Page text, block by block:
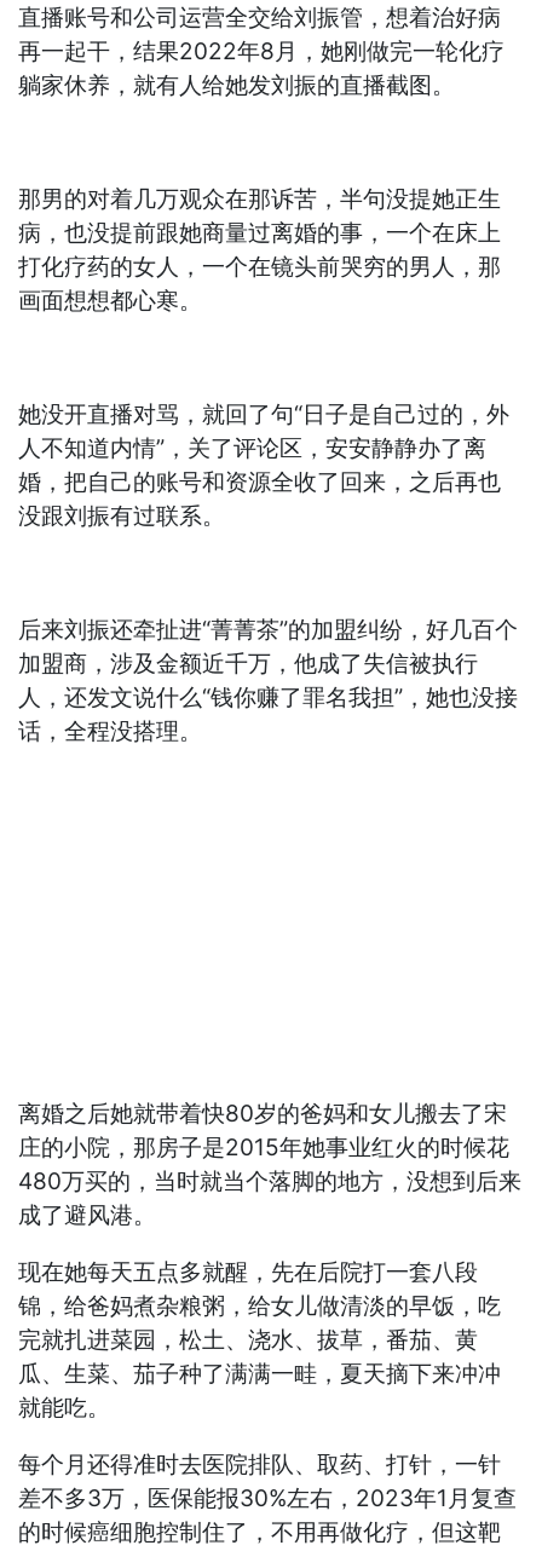
直播账号和公司运营全交给刘振管，想着治好病
再一起干，结果2022年8月，她刚做完一轮化疗
躺家休养，就有人给她发刘振的直播截图。
那男的对着几万观众在那诉苦，半句没提她正生
病，也没提前跟她商量过离婚的事，一个在床上
打化疗药的女人，一个在镜头前哭穷的男人，那
画面想想都心寒。
她没开直播对骂，就回了句“日子是自己过的，外
人不知道内情”，关了评论区，安安静静办了离
婚，把自己的账号和资源全收了回来，之后再也
没跟刘振有过联系。
后来刘振还牵扯进“菁菁茶”的加盟纠纷，好几百个
加盟商，涉及金额近千万，他成了失信被执行
人，还发文说什么“钱你赚了罪名我担”，她也没接
话，全程没搭理。
离婚之后她就带着快80岁的爸妈和女儿搬去了宋
庄的小院，那房子是2015年她事业红火的时候花
480万买的，当时就当个落脚的地方，没想到后来
成了避风港。
现在她每天五点多就醒，先在后院打一套八段
锦，给爸妈煮杂粮粥，给女儿做清淡的早饭，吃
完就扎进菜园，松土、浇水、拔草，番茄、黄
瓜、生菜、茄子种了满满一畦，夏天摘下来冲冲
就能吃。
每个月还得准时去医院排队、取药、打针，一针
差不多3万，医保能报30%左右，2023年1月复查
的时候癌细胞控制住了，不用再做化疗，但这靶